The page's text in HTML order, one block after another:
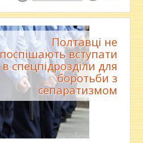
Полтавці не
поспішають вступати
в спецпідрозділи для
боротьби з
сепаратизмом